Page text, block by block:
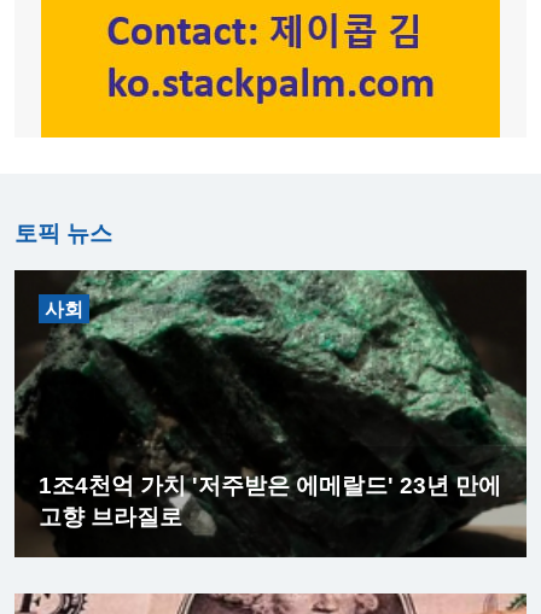
토픽 뉴스
사회
1조4천억 가치 '저주받은 에메랄드' 23년 만에
고향 브라질로